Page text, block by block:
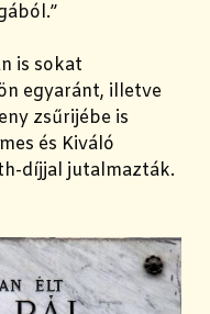
is sokat
egyaránt, illetve
zsűrijébe is
és Kiváló
díjjal jutalmazták.